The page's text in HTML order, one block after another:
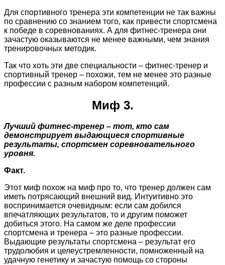
Для спортивного тренера эти компетенции не так важны
по сравнению со знанием того, как привести спортсмена
к победе в соревнованиях. А для фитнес-тренера они
зачастую оказываются не менее важными, чем знания
тренировочных методик.
Так что хоть эти две специальности – фитнес-тренер и
спортивный тренер – похожи, тем не менее это разные
профессии с разным набором компетенций.
Миф 3.
Лучший фитнес-тренер – тот, кто сам
демонстрирует выдающиеся спортивные
результаты, спортсмен соревновательного
уровня.
Факт.
Этот миф похож на миф про то, что тренер должен сам
иметь потрясающий внешний вид. Интуитивно это
воспринимается очевидным: если сам добился
впечатляющих результатов, то и другим поможет
добиться этого. На самом же деле профессии
спортсмена и тренера – это разные профессии.
Выдающие результаты спортсмена – результат его
трудолюбия и целеустремленности, помноженный на
удачную генетику и зачастую помощь со стороны